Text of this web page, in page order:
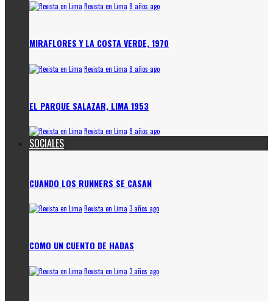
Revista en Lima 8 años ago
MIRAFLORES Y LA COSTA VERDE, 1970
Revista en Lima 8 años ago
EL PARQUE SALAZAR, LIMA 1953
Revista en Lima 8 años ago
SOCIALES
CUANDO LOS RUNNERS SE CASAN
Revista en Lima 3 años ago
COMO UN CUENTO DE HADAS
Revista en Lima 3 años ago